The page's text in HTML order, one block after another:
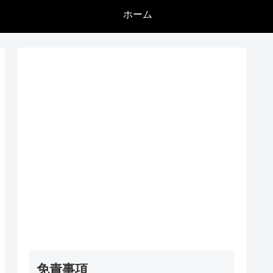
ホーム
免責事項